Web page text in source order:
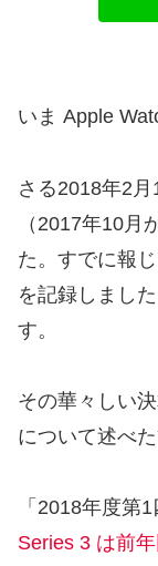
いま Apple
さる2018年2
（2017年10月
た。すでに報
を記録しまし
す。
その華々しい
について述べ
「2018年度第
Series 3 は前